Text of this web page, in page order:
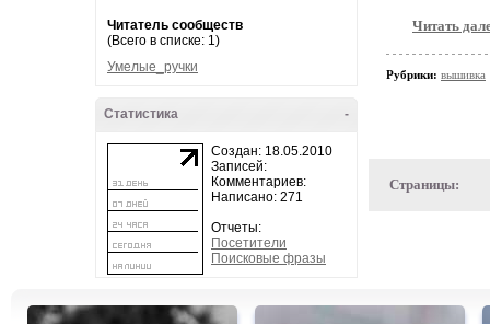
Читатель сообществ
(Всего в списке: 1)
Умелые_ручки
-
Статистика
Создан: 18.05.2010
Записей:
Комментариев:
Написано: 271
Отчеты:
Посетители
Поисковые фразы
Читать
Рубрики: вышивка
Страницы: